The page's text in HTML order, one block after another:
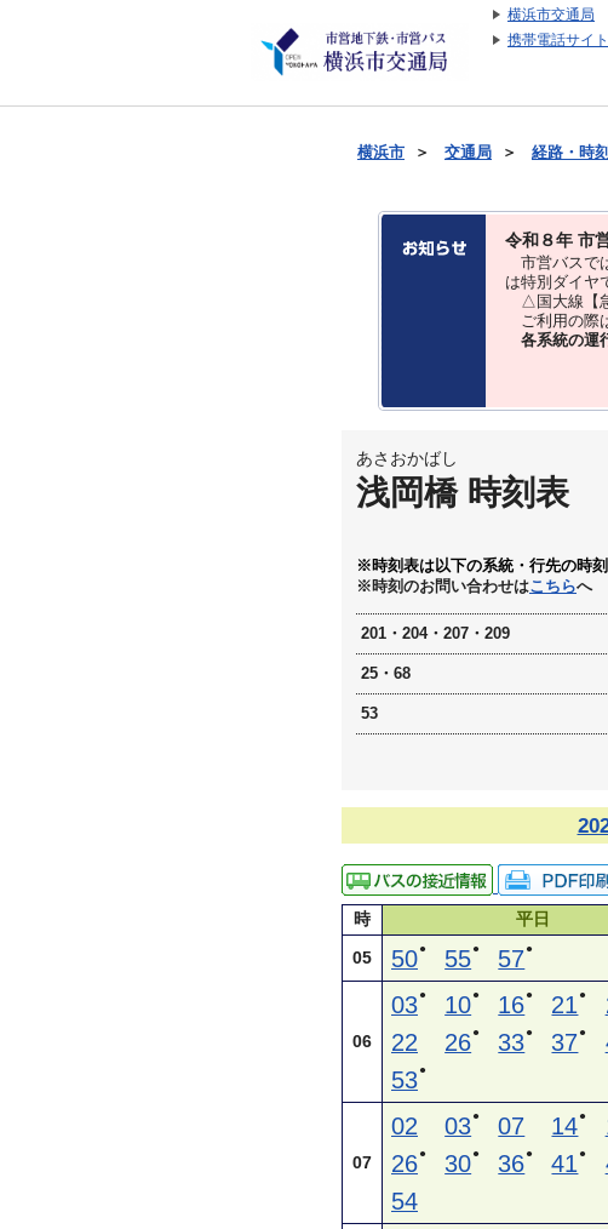
横浜市交通局
携帯電話サイ
横浜市 ＞ 交通局 ＞ 経路・時
令和８年 市
市営バスで
は特別ダイヤ
△国大線【急
ご利用の際
各系統の運
あさおかばし
浅岡橋 時刻表
※時刻表は以下の系統・行先の時
※時刻のお問い合わせはこちらへ
201・204・207・209
25・68
53
時 平日
05
50● 55● 57●
06
03● 10● 16● 21 ●
22
26● 33● 37●
53●
07
02 03● 07 14●
26● 30● 36● 41 ●
54